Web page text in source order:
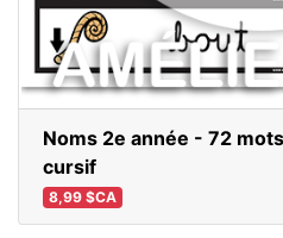
Noms 2e année - 72
cursif
8,99 $CA